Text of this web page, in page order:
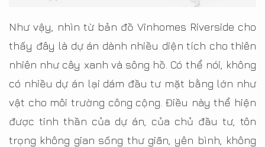
Như vậy, nhìn từ bản đồ Vinhomes Riverside cho
thấy đây là dự án dành nhiều diện tích cho thiên
nhiên như cây xanh và sông hồ. Có thể nói, không
có nhiều dự án lại dám đầu tư mặt bằng lớn như
vật cho môi trường công cộng. Điều này thể hiện
được tinh thần của dự án, của chủ đầu tư, tôn
trọng không gian sống thư giãn, yên bình, không